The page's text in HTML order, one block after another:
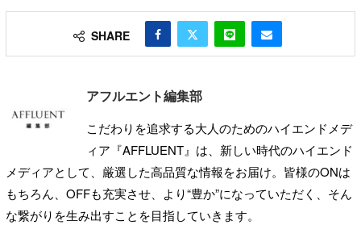
SHARE
アフルエント編集部
こだわりを追求する大人のためのハイエンドメデ
ィア『AFFLUENT』は、新しい時代のハイエンド
メディアとして、厳選した高品質な情報をお届け。皆様のONは
もちろん、OFFも充実させ、より“豊か”になっていただく、そん
な繋がりを生み出すことを目指していきます。